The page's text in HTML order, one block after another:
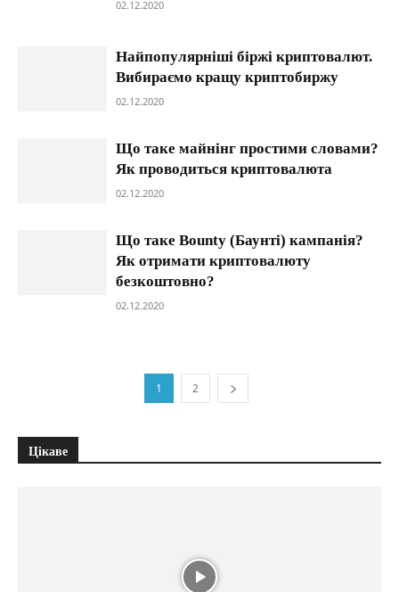
02.12.2020
Найпопулярніші біржі криптовалют.
Вибираємо кращу криптобиржу
02.12.2020
Що таке майнінг простими словами?
Як проводиться криптовалюта
02.12.2020
Що таке Bounty (Баунті) кампанія?
Як отримати криптовалюту
безкоштовно?
02.12.2020
1 2
Цікаве